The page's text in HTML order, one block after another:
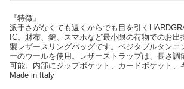
『特徴』
派手さがなくても遠くからでも目を引く
IC。財布、鍵、スマホなど最小限の荷物でのお出
製レザースリングバッグです。ベジタブルタンニ
ーのウールを使用。レザーストラップは、長さ調
可能。内部にジップポケット、カードポケット、
Made in Italy